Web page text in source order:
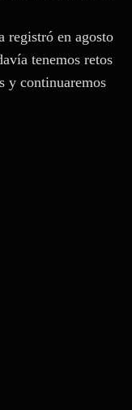
registró en agosto
tenemos retos
y continuaremos